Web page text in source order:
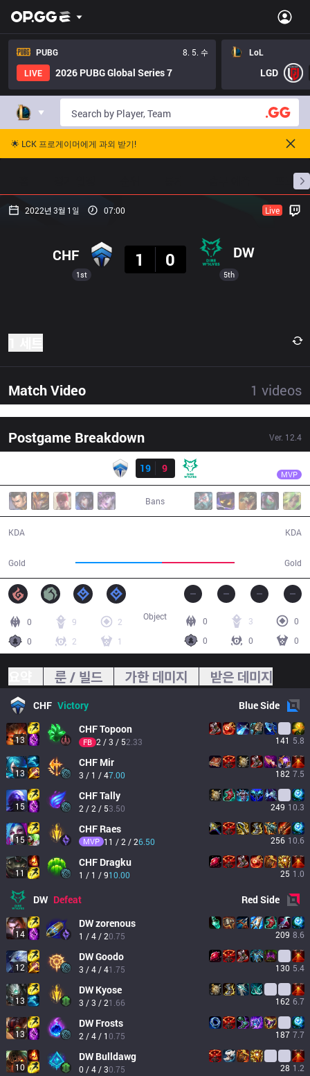
PUBG
8. 5. 수
LIVE
2026 PUBG Global Series 7
LoL
LGD
🌟 LCK 프로게이머에게 과외 받기!
프로빌
2022년 3월 1일 07:00 Live
1st
CHF
1
0 DW
5th
Match Video 1 videos
Postgame Breakdown Ver. 12.4
19
9 MVP
Bans
KDA
Gold Gold
KDA
0 9
2
0
2 1
0 3
0
0
0 0
Object
룬 / 빌드 가한 데미지 받은 데미지
CHF Victory BlueSide
13
CHFTopoon
FB 2 / 3 / 52.33 141 5.8
13
CHF Mir
3 / 1 / 47.00 182 7.5
15
CHFTally
2 / 2 / 53.50 249 10.3
15
CHF Raes
MVP 11 / 2 / 26.50 256 10.6
11
CHF Dragku
1 / 1 / 910.00 25 1.0
DW Defeat RedSide
14
DWzorenous
1 / 4 / 20.75 209 8.6
12
DWGoodo
3 / 4 / 41.75 130 5.4
13
DW Kyose
3 / 3 / 21.66 162 6.7
13
DW Frosts
2 / 4 / 10.75 187 7.7
10
DW Bulldawg
0 / 4 / 30.75 28 1.2